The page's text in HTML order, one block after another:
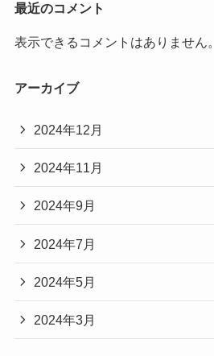
最近のコメント
表示できるコメントはありません。
アーカイブ
2024年12月
2024年11月
2024年9月
2024年7月
2024年5月
2024年3月